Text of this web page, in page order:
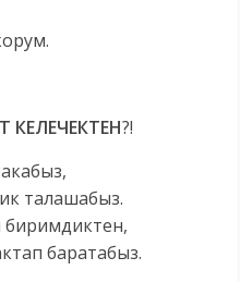
КЕЛЕЧЕКТЕН?!
талашабыз.
баратабыз.